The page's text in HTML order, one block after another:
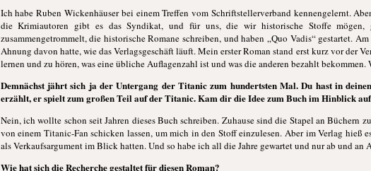
Ich habe Ruben Wickenhäuser bei einem Treffen vom Schriftstellerverband kennengelernt.
die Krimiautoren gibt es das Syndikat, und für uns, die wir historische Stoffe
zusammengetrommelt, die historische Romane schreiben, und haben „Quo Vadis“ gestartet.
Ahnung davon hatte, wie das Verlagsgeschäft läuft. Mein erster Roman stand erst kurz vor der
lernen und zu hören, was eine übliche Auflagenzahl ist und was die anderen bezahlt
Demnächst jährt sich ja der Untergang der Titanic zum hundertsten Mal. Du hast in
erzählt, er spielt zum großen Teil auf der Titanic. Kam dir die Idee zum Buch im Hinblick
Nein, ich wollte schon seit Jahren dieses Buch schreiben. Zuhause sind die Stapel an Büchern
von einem Titanic-Fan schicken lassen, um mich in den Stoff einzulesen. Aber im Verlag hieß
als Verkaufsargument im Blick hatten. Und so habe ich all die Jahre gewartet und nur ab und an
Wie hat sich die Recherche gestaltet für diesen Roman?